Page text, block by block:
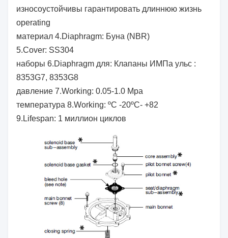
износоустойчивы гарантировать длиннюю жизнь
operating
материал 4.Diaphragm: Буна (NBR)
5.Cover: SS304
наборы 6.Diaphragm для: Клапаны ИМПа ульс :
8353G7, 8353G8
давление 7.Working: 0.05-1.0 Mpa
температура 8.Working: ºC -20ºC- +82
9.Lifespan: 1 миллион циклов